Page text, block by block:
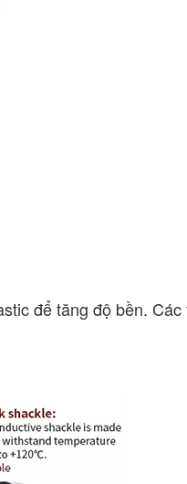
để tăng độ bền.